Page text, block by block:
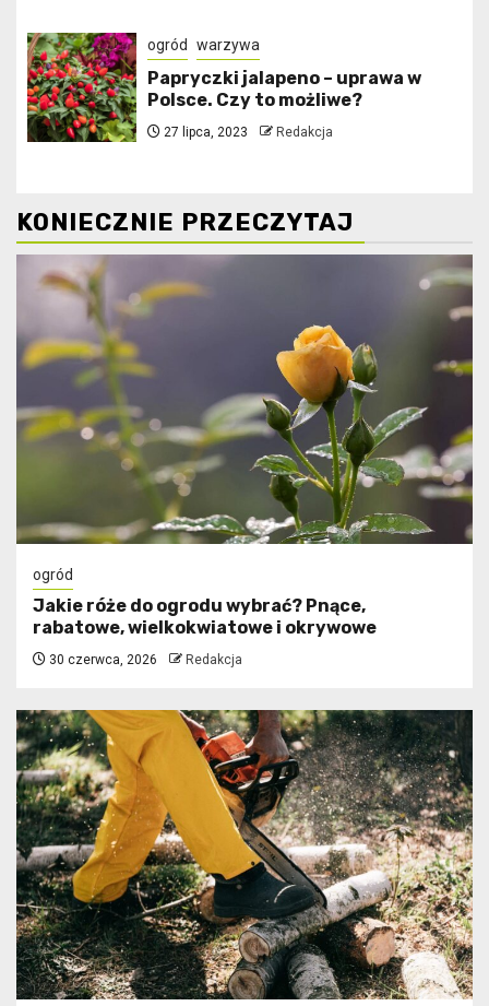
ogród warzywa
Papryczki jalapeno – uprawa w
Polsce. Czy to możliwe?
27 lipca, 2023 Redakcja
KONIECZNIE PRZECZYTAJ
ogród
Jakie róże do ogrodu wybrać? Pnące,
rabatowe, wielkokwiatowe i okrywowe
30 czerwca, 2026 Redakcja